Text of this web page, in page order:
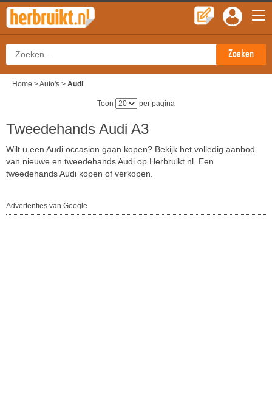
Home >Auto's > Audi
Toon per pagina
Tweedehands Audi A3
Wilt u een Audi occasion gaan kopen? Bekijk het volledig aanbod
van nieuwe en tweedehands Audi op Herbruikt.nl. Een
tweedehands Audi kopen of verkopen.
Advertenties van Google